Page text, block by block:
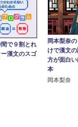
で９割とれ
漢文のスゴ
岡本梨奈
けで漢文
方が面白
本
岡本梨奈